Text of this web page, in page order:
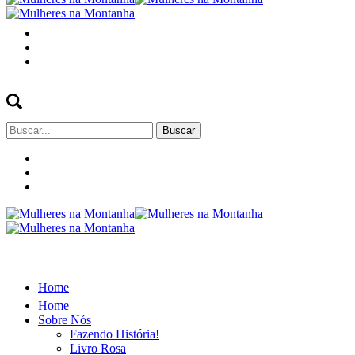
Buscar
por:
Home
Home
Sobre Nós
Fazendo História!
Livro Rosa